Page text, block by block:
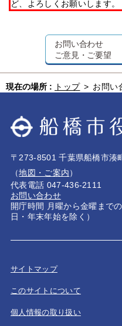
ど、よろしくお願いします。
お問い合わせ
ご意見・ご要望
現在の場所 : トップ > お問い
〒273-8501 千葉県船橋市湊
（地図・ご案内）
代表電話 047-436-2111
お問い合わせ
開庁時間 月曜から金曜まで
日・年末年始を除く）
サイトマップ
このサイトについて
個人情報の取り扱い